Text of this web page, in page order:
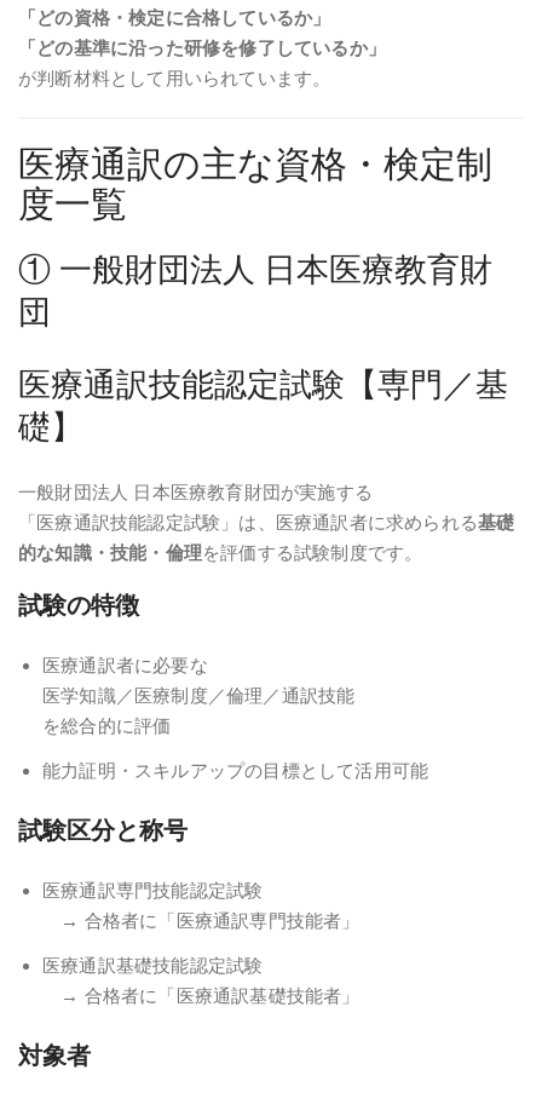
「どの資格・検定に合格しているか」
「どの基準に沿った研修を修了しているか」
が判断材料として用いられています。
医療通訳の主な資格・検定制
度一覧
① 一般財団法人 日本医療教育財
団
医療通訳技能認定試験【専門／基
礎】
一般財団法人 日本医療教育財団が実施する
「医療通訳技能認定試験」は、医療通訳者に求められる基礎
的な知識・技能・倫理を評価する試験制度です。
試験の特徴
医療通訳者に必要な
医学知識／医療制度／倫理／通訳技能
を総合的に評価
能力証明・スキルアップの目標として活用可能
試験区分と称号
医療通訳専門技能認定試験
→ 合格者に「医療通訳専門技能者」
医療通訳基礎技能認定試験
→ 合格者に「医療通訳基礎技能者」
対象者